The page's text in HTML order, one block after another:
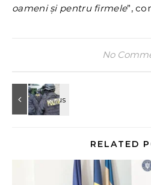
oameni și pentru firmele”,
No
RELATED